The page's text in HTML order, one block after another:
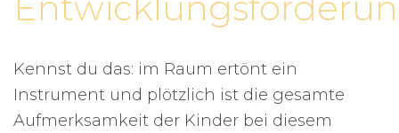
Kennst du das: im Raum ertönt ein
Instrument und plötzlich ist die gesamte
Aufmerksamkeit der Kinder bei diesem